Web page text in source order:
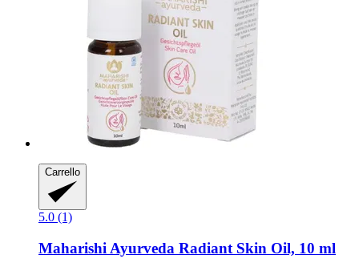
Carrello
5.0 (1)
Maharishi Ayurveda Radiant Skin Oil, 10 ml